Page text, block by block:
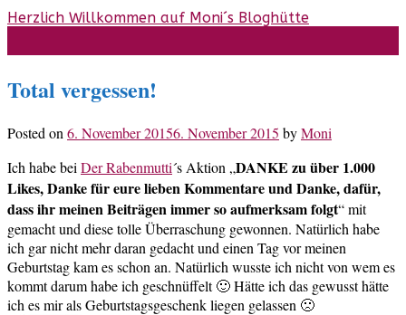
Skip
content
Herzlich Willkommen auf Moni´s Bloghütte
Total vergessen!
Posted on 6. November 20156. November 2015 byMoni
Ich habe bei Der Rabenmutti´s Aktion „DANKE zu über 1.000
Likes, Danke für eure lieben Kommentare und Danke, dafür,
dass ihr meinen Beiträgen immer so aufmerksam folgt“ mit
gemacht und diese tolle Überraschung gewonnen. Natürlich habe
ich gar nicht mehr daran gedacht und einen Tag vor meinen
Geburtstag kam es schon an. Natürlich wusste ich nicht von wem es
kommt darum habe ich geschnüffelt 🙂 Hätte ich das gewusst hätte
ich es mir als Geburtstagsgeschenk liegen gelassen 🙁